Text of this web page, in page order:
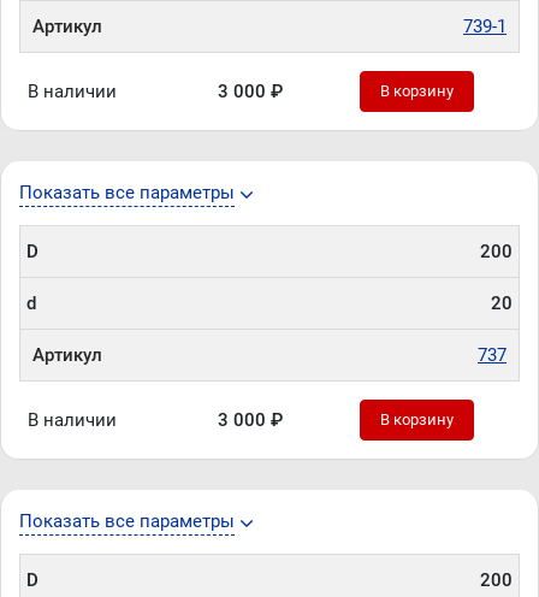
Артикул 739-1
В наличии 3 000 ₽ В корзину
Показать все параметры
D 200
d 20
Артикул 737
В наличии 3 000 ₽ В корзину
Показать все параметры
D 200